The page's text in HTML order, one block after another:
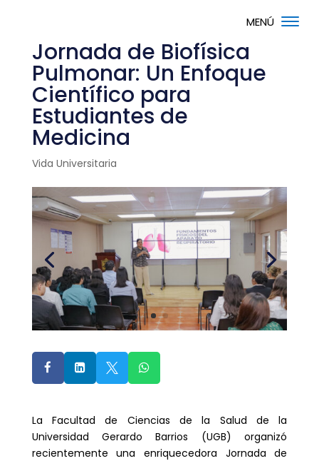
Jornada de Biofísica
Pulmonar: Un Enfoque
Científico para
Estudiantes de
Medicina
Vida Universitaria
   
La Facultad de Ciencias de la Salud de la
Universidad Gerardo Barrios (UGB) organizó
recientemente una enriquecedora Jornada de